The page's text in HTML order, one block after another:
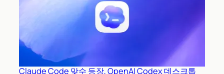
Claude Code 맞수 등장, OpenAI Codex 데스크톱